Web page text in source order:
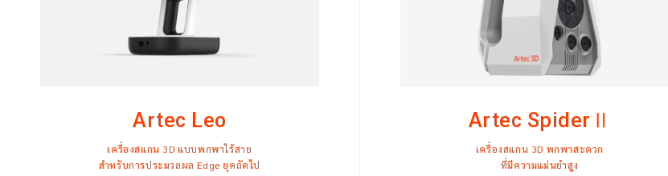
Artec Leo
เครื่องสแกน 3D แบบพกพาไร้สาย
สำหรับการประมวลผล Edge ยุคถัดไป
Artec SpiderⅡ
เครื่องสแกน 3D พกพาสะดวก
ที่มีความแม่นยำสูง